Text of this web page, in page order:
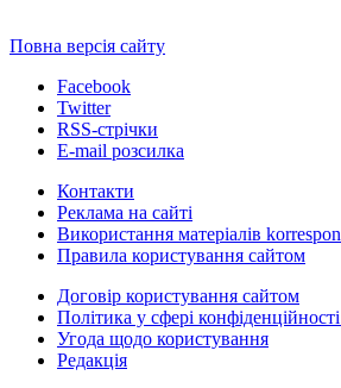
Повна версія сайту
Facebook
Twitter
RSS-стрічки
E-mail розсилка
Контакти
Реклама на сайті
Використання матеріалів
Правила користування сайтом
Договір користування сайтом
Політика у сфері
Угода щодо користування
Редакція